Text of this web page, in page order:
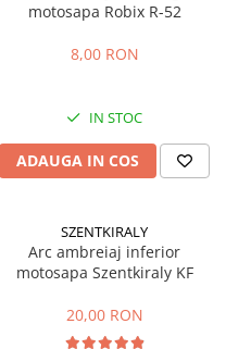
motosapa Robix R-52
8,00 RON
IN STOC
ADAUGA IN COS
SZENTKIRALY
Arc ambreiaj inferior
motosapa Szentkiraly KF
20,00 RON